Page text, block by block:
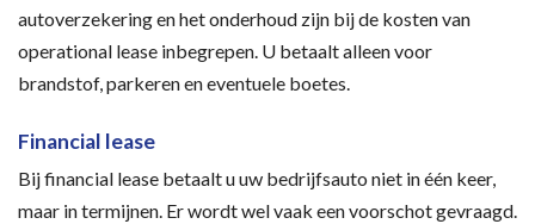
autoverzekering en het onderhoud zijn bij de kosten van
operational lease inbegrepen. U betaalt alleen voor
brandstof, parkeren en eventuele boetes.
Financial lease
Bij financial lease betaalt u uw bedrijfsauto niet in één keer,
maar in termijnen. Er wordt wel vaak een voorschot gevraagd.